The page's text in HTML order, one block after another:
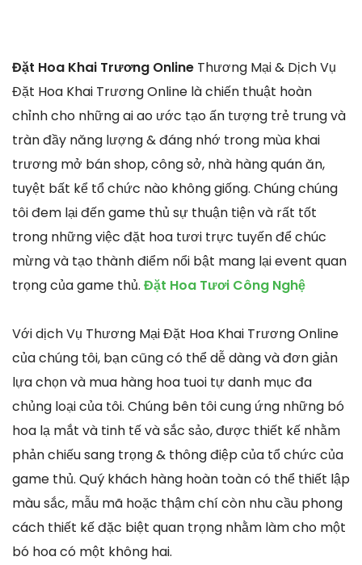
Đặt Hoa Khai Trương Online Thương Mại & Dịch Vụ
Đặt Hoa Khai Trương Online là chiến thuật hoàn
chỉnh cho những ai ao ước tạo ấn tượng trẻ trung và
tràn đầy năng lượng & đáng nhớ trong mùa khai
trương mở bán shop, công sở, nhà hàng quán ăn,
tuyệt bất kể tổ chức nào không giống. Chúng chúng
tôi đem lại đến game thủ sự thuận tiện và rất tốt
trong những việc đặt hoa tươi trực tuyến để chúc
mừng và tạo thành điểm nổi bật mang lại event quan
trọng của game thủ. Đặt Hoa Tươi Công Nghệ
Với dịch Vụ Thương Mại Đặt Hoa Khai Trương Online
của chúng tôi, bạn cũng có thể dễ dàng và đơn giản
lựa chọn và mua hàng hoa tuoi tự danh mục đa
chủng loại của tôi. Chúng bên tôi cung ứng những bó
hoa lạ mắt và tinh tế và sắc sảo, được thiết kế nhằm
phản chiếu sang trọng & thông điệp của tổ chức của
game thủ. Quý khách hàng hoàn toàn có thể thiết lập
màu sắc, mẫu mã hoặc thậm chí còn nhu cầu phong
cách thiết kế đặc biệt quan trọng nhằm làm cho một
bó hoa có một không hai.